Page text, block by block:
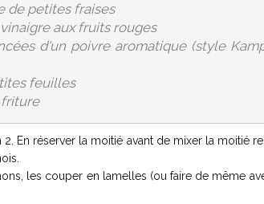
de petites fraises
aux fruits rouges
d'un poivre aromatique (style
feuilles
2. En réserver la moitié avant de mixer la moitié
les couper en lamelles (ou faire de même